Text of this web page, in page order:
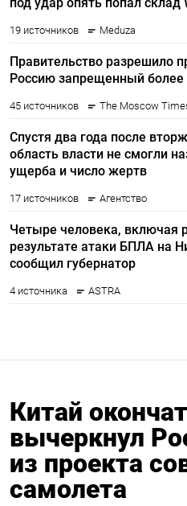
Китай
вычеркнул
из проекта
самолета